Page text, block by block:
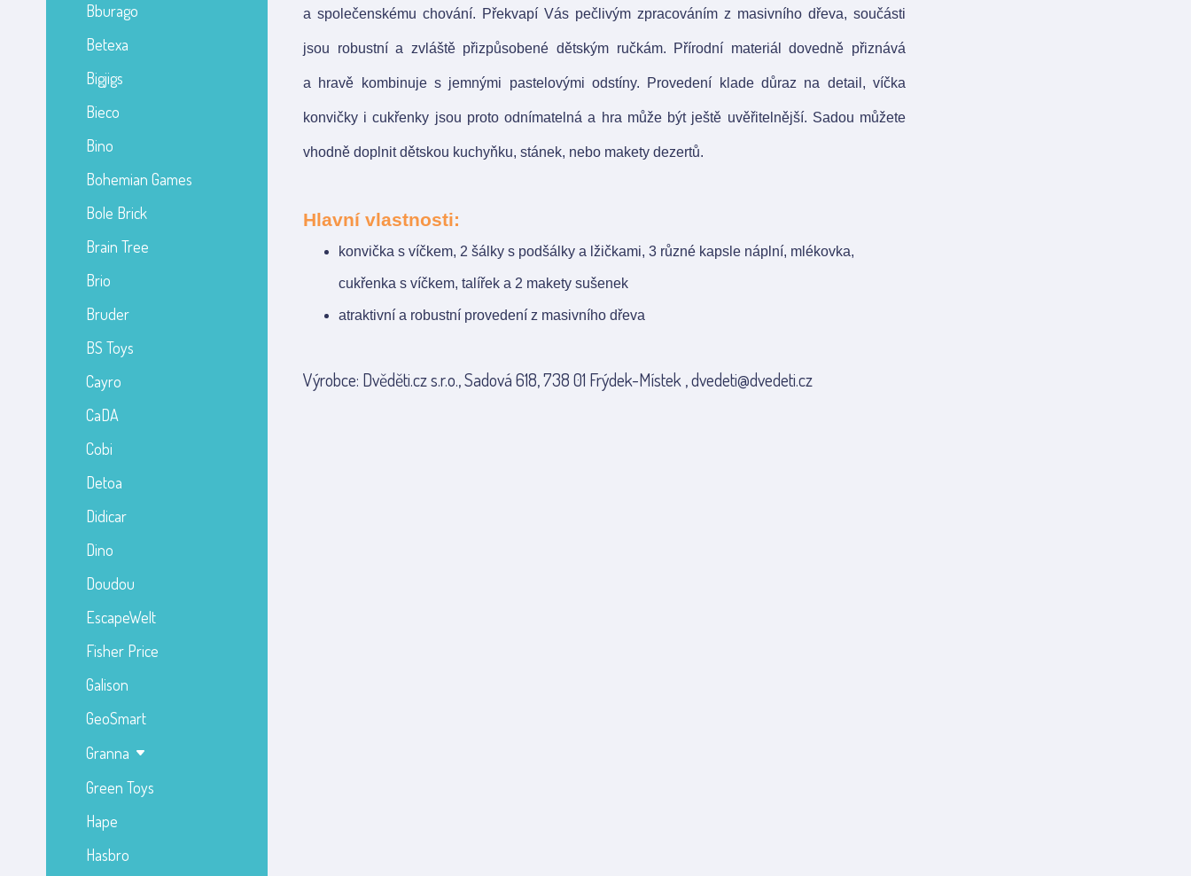
Bburago
Betexa
Bigjigs
Bieco
Bino
Bohemian Games
Bole Brick
Brain Tree
Brio
Bruder
BS Toys
Cayro
CaDA
Cobi
Detoa
Didicar
Dino
Doudou
EscapeWelt
Fisher Price
Galison
GeoSmart
Granna
Green Toys
Hape
Hasbro
a společenskému chování. Překvapí Vás pečlivým zpracováním z masivního dřeva, součásti
jsou robustní a zvláště přizpůsobené dětským ručkám. Přírodní materiál dovedně přiznává
a hravě kombinuje s jemnými pastelovými odstíny. Provedení klade důraz na detail, víčka
konvičky i cukřenky jsou proto odnímatelná a hra může být ještě uvěřitelnější. Sadou můžete
vhodně doplnit dětskou kuchyňku, stánek, nebo makety dezertů.
Hlavní vlastnosti:
konvička s víčkem, 2 šálky s podšálky a lžičkami, 3 různé kapsle náplní, mlékovka,
cukřenka s víčkem, talířek a 2 makety sušenek
atraktivní a robustní provedení z masivního dřeva
Výrobce: Dvěděti.cz s.r.o., Sadová 618, 738 01 Frýdek-Místek , dvedeti@dvedeti.cz